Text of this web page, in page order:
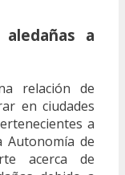
a
relación de
en ciudades
a
Autonomía de
acerca de